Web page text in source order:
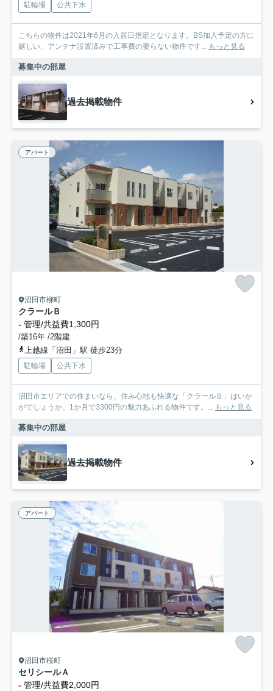
駐輪場 公共下水
こちらの物件は2021年6月の入居日指定となります。BS加入予定の方に
嬉しい、アンテナ設置済みで工事費の要らない物件です... もっと見る
募集中の部屋
過去掲載物件
アパート
沼田市柳町
クラールＢ
- 管理/共益費1,300円
/築16年 /2階建
上越線「沼田」駅 徒歩23分
駐輪場 公共下水
沼田市エリアでの住まいなら、住み心地も快適な「クラールＢ」はいか
がでしょうか。1か月で3300円の魅力あふれる物件です。... もっと見る
募集中の部屋
過去掲載物件
アパート
沼田市桜町
セリシールＡ
- 管理/共益費2,000円